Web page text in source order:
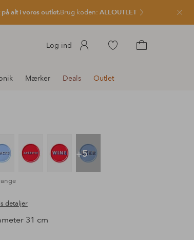
alt i vores outlet.Brug koden: ALLOUTLET Luk
Log ind
Gå
produkter
Mærker Deals Outlet
+5
detaljer
31 cm